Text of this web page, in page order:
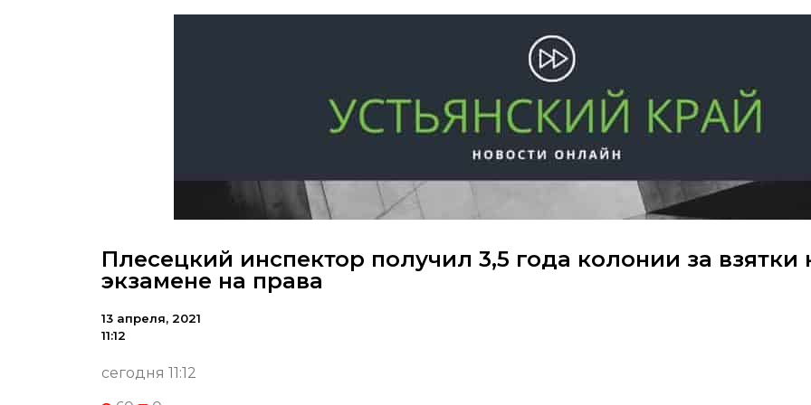
Плесецкий инспектор получил 3,5 года колонии за взятки
экзамене на права
13 апреля, 2021
11:12
сегодня 11:12